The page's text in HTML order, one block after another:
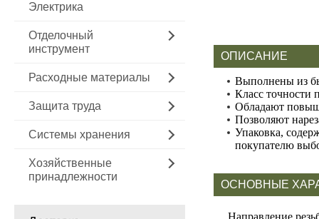
Электрика
Отделочный
инструмент
Расходные материалы
Защита труда
Системы хранения
Хозяйственные
принадлежности
ОПИСАНИЕ
Выполнены из
Класс точности
Обладают
Позволяют
Упаковка,
покупателю
ОСНОВНЫЕ
Направление